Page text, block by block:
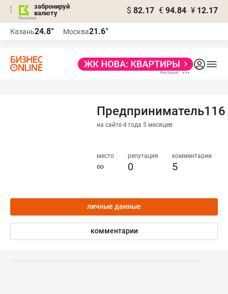
забронируй
валюту
$ 82.17 € 94.84 ¥ 12.17
Казань24.8° Москва21.6°
Предприниматель116
на сайте 4 года 5 месяцев
место
∞
репутация
0
комментарии
5
личные данные
комментарии